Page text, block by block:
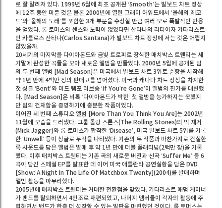
로 잘 알려져 있다. 1999년 6월에 최초 공개된 ‘Smooth’는 빌보드 차트 정상
에 12주 동안 머문 것은 물론 2000년에 열린 그래미 어워드에서 ‘올해의 레코
드’와 ‘올해의 노래’를 포함한 3개 부문을 수상할 만큼 여러 모로 폭발적인 반응
을 얻었다. 롭 토머스의 센스와 노력이 없었다면 산타나의 리더이자 기타리스트
인 카를로스 산타나(Carlos Santana)가 빌보드 차트 정상에 서는 것은 어렵지
않았을까.
20세기의 마지막을 다이아몬드와 금빛 트로피로 장식한 매치박스 트웬티는 세
기말에 완성한 곡들을 모아 새로운 앨범을 만들었다. 2000년 5월에 공개된 팀
의 두 번째 앨범 [Mad Season]은 미국에서 빌보드 차트 3위로 순항을 시작해
약 1년 만에 4백만 장의 판매고를 넘어섰다. 미국과 캐나다 차트 정상을 차지한
첫 싱글 ‘Bent’와 미드 템포 러브송 ‘If You’re Gone’이 앨범의 진가를 대변했
다. [Mad Season]은 비록 ‘다이아몬드가 박힌’ 첫 앨범을 능가하지는 못했지
만 팀의 건재함을 증명하기에 충분한 작품이었다.
이어진 세 번째 스튜디오 앨범 [More Than You Think You Are]는 2002년
11월에 모습을 드러냈다. 그룹 롤링 스톤스(The Rolling Stones)의 믹 재거
(Mick Jagger)와 롭 토머스가 합작한 ‘Disease’, 미국 빌보드 차트 5위를 기록
한 ‘Unwell’ 등이 싱글로 두각을 나타냈다. 기존의 두 작품과 마찬가지로 건실한
록 사운드를 담은 앨범은 발매 후 약 1년 만에 더블 플래티넘(2백만 장)을 기록
했다. 이후 매치박스 트웬티는 기존 곡의 새로운 버전과 신곡 ‘Suffer Me’ 등 6
곡이 담긴 스페셜 EP를 발표한 데 이어 미국 애틀란타 공연실황을 담은 DVD
[Show: A Night In The Life Of Matchbox Twenty](2004)를 발매하며
앨범 활동을 마무리했다.
2005년에 매치박스 트웬티는 거대한 전환점을 맞았다. 기타리스트 애덤 게이너
가 밴드를 탈퇴하면서 4인조로 재편되었고, 나머지 멤버들이 각자의 활동에 주
력하면서 밴드가 한층 더 성장할 수 있는 발판을 마련했던 것이다. 롭 토머스는